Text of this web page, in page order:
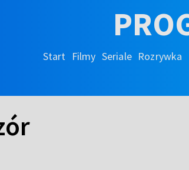
Start Filmy Seriale Rozrywka